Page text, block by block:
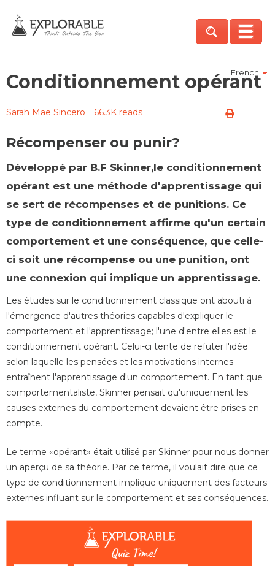
French
Conditionnement opérant
Sarah Mae Sincero 66.3K reads
Récompenser ou punir?
Développé par B.F Skinner,le conditionnement
opérant est une méthode d'apprentissage qui
se sert de récompenses et de punitions. Ce
type de conditionnement affirme qu'un certain
comportement et une conséquence, que celle-
ci soit une récompense ou une punition, ont
une connexion qui implique un apprentissage.
Les études sur le conditionnement classique ont abouti à
l'émergence d'autres théories capables d'expliquer le
comportement et l'apprentissage; l'une d'entre elles est le
conditionnement opérant. Celui-ci tente de refuter l'idée
selon laquelle les pensées et les motivations internes
entraînent l'apprentissage d'un comportement. En tant que
comportementaliste, Skinner pensait qu'uniquement les
causes externes du comportement devaient être prises en
compte.
Le terme «opérant» était utilisé par Skinner pour nous donner
un aperçu de sa théorie. Par ce terme, il voulait dire que ce
type de conditionnement implique uniquement des facteurs
externes influant sur le comportement et ses conséquences.